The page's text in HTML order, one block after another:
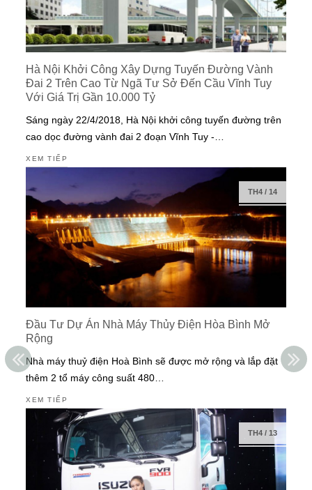
Hà Nội Khởi Công Xây Dựng Tuyến Đường Vành
Đai 2 Trên Cao Từ Ngã Tư Sở Đến Cầu Vĩnh Tuy
Với Giá Trị Gần 10.000 Tỷ
Sáng ngày 22/4/2018, Hà Nội khởi công tuyến đường trên
cao dọc đường vành đai 2 đoạn Vĩnh Tuy -…
XEM TIẾP
TH4/ 14
Đầu Tư Dự Án Nhà Máy Thủy Điện Hòa Bình Mở
Rộng
Nhà máy thuỷ điện Hoà Bình sẽ được mở rộng và lắp đặt
thêm 2 tổ máy công suất 480…
XEM TIẾP
TH4/ 13